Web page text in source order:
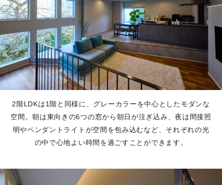
2階LDKは1階と同様に、グレーカラーを中心としたモダンな
空間。朝は東向きの6つの窓から朝日が注ぎ込み、夜は間接照
明やペンダントライトが空間を包み込むなど、それぞれの光
の中で心地よい時間を過ごすことができます。